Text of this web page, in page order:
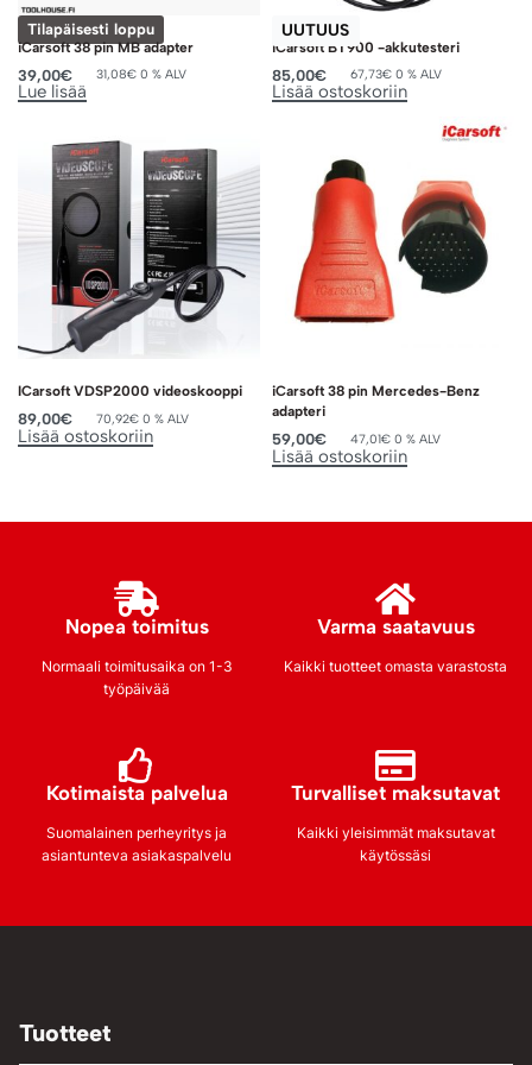
Tilapäisesti loppu
iCarsoft 38 pin MB adapter
39,00€ 31,08€ 0 % ALV
Lue lisää
UUTUUS
iCarsoft BT900 -akkutesteri
85,00€ 67,73€ 0 % ALV
Lisää ostoskoriin
ICarsoft VDSP2000 videoskooppi
89,00€ 70,92€ 0 % ALV
Lisää ostoskoriin
iCarsoft 38 pin Mercedes-Benz
adapteri
59,00€ 47,01€ 0 % ALV
Lisää ostoskoriin
Nopea toimitus
Normaali toimitusaika on 1-3
työpäivää
Varma saatavuus
Kaikki tuotteet omasta varastosta
Kotimaista palvelua
Suomalainen perheyritys ja
asiantunteva asiakaspalvelu
Turvalliset maksutavat
Kaikki yleisimmät maksutavat
käytössäsi
Tuotteet